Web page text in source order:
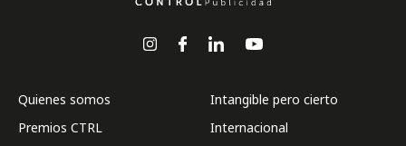
Quienes somos
Premios CTRL
Intangible pero cierto
Internacional